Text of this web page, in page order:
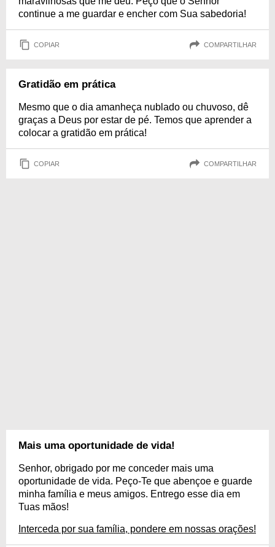
continue a me guardar e encher com Sua sabedoria!
COPIAR COMPARTILHAR
Gratidão em prática
Mesmo que o dia amanheça nublado ou chuvoso, dê
graças a Deus por estar de pé. Temos que aprender a
colocar a gratidão em prática!
COPIAR COMPARTILHAR
Mais uma oportunidade de vida!
Senhor, obrigado por me conceder mais uma
oportunidade de vida. Peço-Te que abençoe e guarde
minha família e meus amigos. Entrego esse dia em
Tuas mãos!
Interceda por sua família, pondere em nossas orações!